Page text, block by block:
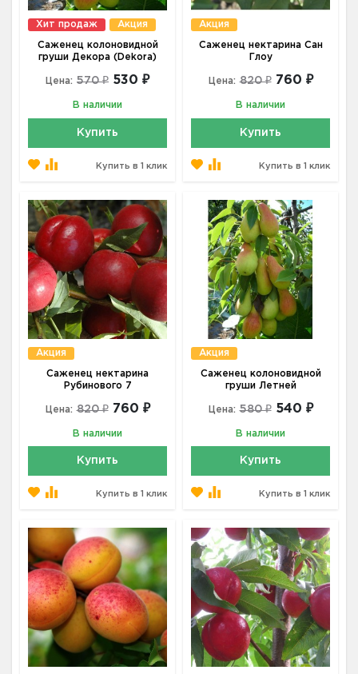
Хит продаж Акция
Саженец колоновидной
груши Декора (Dekora)
Цена: 570 ₽ 530 ₽
В наличии
Купить
Купить в 1 клик
Акция
Саженец нектарина Сан
Глоу
Цена: 820 ₽ 760 ₽
В наличии
Купить
Купить в 1 клик
Акция
Саженец нектарина
Рубинового 7
Цена: 820 ₽ 760 ₽
В наличии
Купить
Купить в 1 клик
Акция
Саженец колоновидной
груши Летней
Цена: 580 ₽ 540 ₽
В наличии
Купить
Купить в 1 клик